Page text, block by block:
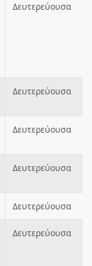
Δευτερεύουσα
Δευτερεύουσα
Δευτερεύουσα
Δευτερεύουσα
Δευτερεύουσα
Δευτερεύουσα